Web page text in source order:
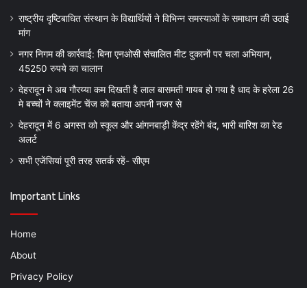
राष्ट्रीय दृष्टिबाधित संस्थान के विद्यार्थियों ने विभिन्न समस्याओं के समाधान की उठाई
मांग
नगर निगम की कार्रवाई: बिना एनओसी संचालित मीट दुकानों पर चला अभियान,
45250 रुपये का चालान
देहरादून मे अब गौरय्या कम दिखती है लाल बासमती गायब हो गया है धाद के हरेला 26
मे बच्चों ने क्लाइमेंट चेंज को बताया अपनी नजर से
देहरादून में 6 अगस्त को स्कूल और आंगनबाड़ी केंद्र रहेंगे बंद, भारी बारिश का रेड
अलर्ट
सभी एजेंसियां पूरी तरह सतर्क रहें- सीएम
Important Links
Home
About
Privacy Policy